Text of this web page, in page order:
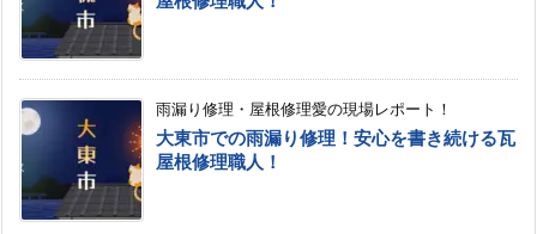
雨漏り修理・屋根修理愛の現場レポート！
大東市での雨漏り修理！安心を書き続ける瓦
屋根修理職人！